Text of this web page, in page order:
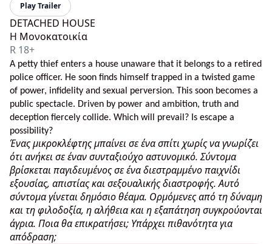
Play Trailer
DETACHED HOUSE
H Μονοκατοικία
R 18+
A petty thief enters a house unaware that it belongs to a retired
police officer. He soon finds himself trapped in a twisted game
of power, infidelity and sexual perversion. This soon becomes a
public spectacle. Driven by power and ambition, truth and
deception fiercely collide. Which will prevail? Is escape a
possibility?
Ένας μικροκλέφτης μπαίνει σε ένα σπίτι χωρίς να γνωρίζει
ότι ανήκει σε έναν συνταξιούχο αστυνομικό. Σύντομα
βρίσκεται παγιδευμένος σε ένα διεστραμμένο παιχνίδι
εξουσίας, απιστίας και σεξουαλικής διαστροφής. Αυτό
σύντομα γίνεται δημόσιο θέαμα. Ορμόμενες από τη δύναμη
και τη φιλοδοξία, η αλήθεια και η εξαπάτηση συγκρούονται
άγρια. Ποια θα επικρατήσει; Υπάρχει πιθανότητα για
απόδραση;